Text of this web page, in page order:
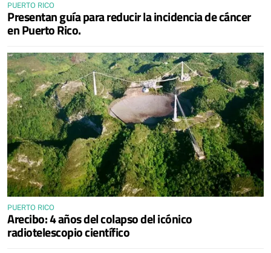
PUERTO RICO
Presentan guía para reducir la incidencia de cáncer
en Puerto Rico.
PUERTO RICO
Arecibo: 4 años del colapso del icónico
radiotelescopio científico